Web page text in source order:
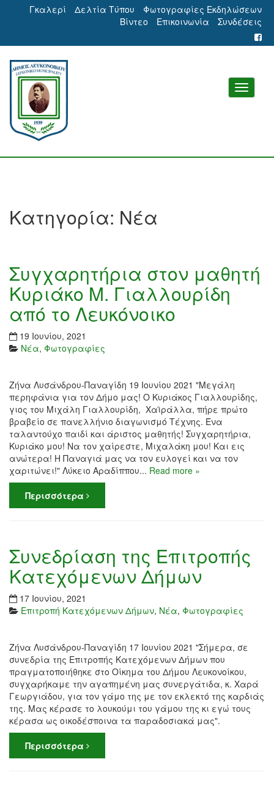
Γκαλερί Δελτία Τύπου
Φωτογραφίες Εκδηλώσεων
Βίντεο
Επικοινωνία Συνδέσεις
Κατηγορία: Νέα
Συγχαρητήρια στον μαθητή
Κυριάκο Μ. Γιαλλουρίδη
από το Λευκόνοικο
19 Ιουνίου, 2021
Νέα, Φωτογραφίες
Ζήνα Λυσάνδρου-Παναγίδη 19 Ιουνίου 2021 "Μεγάλη
περηφάνια για τον Δήμο μας! Ο Κυριάκος Γιαλλουρίδης,
γιος του Μιχάλη Γιαλλουρίδη, Χαϊράλλα, πήρε πρώτο
βραβείο σε πανελλήνιο διαγωνισμό Τέχνης. Ένα
ταλαντούχο παιδί και άριστος μαθητής! Συγχαρητήρια,
Κυριάκο μου! Να τον χαίρεστε, Μιχαλάκη μου! Και εις
ανώτερα! Η Παναγιά μας να τον ευλογεί και να τον
χαριτώνει!" Λύκειο Αραδίππου... Read more »
Περισσότερα
Συνεδρίαση της Επιτροπής
Κατεχόμενων Δήμων
17 Ιουνίου, 2021
Επιτροπή Κατεχόμενων Δήμων, Νέα, Φωτογραφίες
Ζήνα Λυσάνδρου-Παναγίδη 17 Ιουνίου 2021 "Σήμερα, σε
συνεδρία της Επιτροπής Κατεχόμενων Δήμων που
πραγματοποιήθηκε στο Οίκημα του Δήμου Λευκονοίκου,
συγχαρήκαμε την αγαπημένη μας συνεργάτιδα, κ. Χαρά
Γεωργιάδου, για τον γάμο της με τον εκλεκτό της καρδιάς
της. Μας κέρασε το λουκούμι του γάμου της κι εγώ τους
κέρασα ως οικοδέσποινα τα παραδοσιακά μας".
Περισσότερα